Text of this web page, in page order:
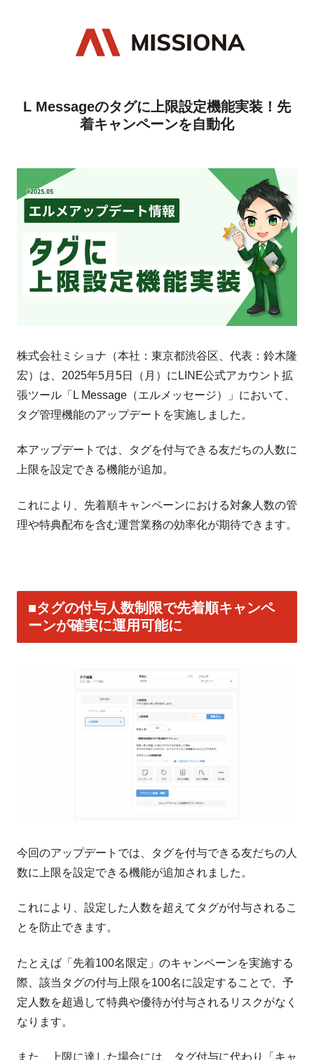
L Messageのタグに上限設定機能実装！先
着キャンペーンを自動化
株式会社ミショナ（本社：東京都渋谷区、代表：鈴木隆
宏）は、2025年5月5日（月）にLINE公式アカウント拡
張ツール「L Message（エルメッセージ）」において、
タグ管理機能のアップデートを実施しました。
本アップデートでは、タグを付与できる友だちの人数に
上限を設定できる機能が追加。
これにより、先着順キャンペーンにおける対象人数の管
理や特典配布を含む運営業務の効率化が期待できます。
■タグの付与人数制限で先着順キャンペ
ーンが確実に運用可能に
今回のアップデートでは、タグを付与できる友だちの人
数に上限を設定できる機能が追加されました。
これにより、設定した人数を超えてタグが付与されるこ
とを防止できます。
たとえば「先着100名限定」のキャンペーンを実施する
際、該当タグの付与上限を100名に設定することで、予
定人数を超過して特典や優待が付与されるリスクがなく
なります。
また、上限に達した場合には、タグ付与に代わり「キャ